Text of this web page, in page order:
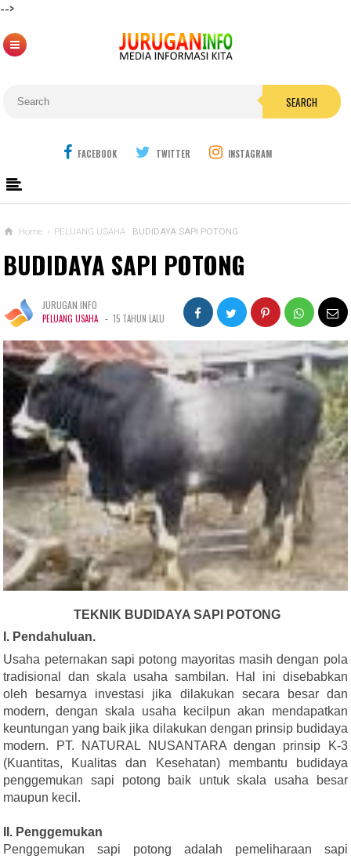
-->
SEARCH
FACEBOOK TWITTER INSTAGRAM
Home › PELUANG USAHA BUDIDAYA SAPI POTONG
BUDIDAYA SAPI POTONG
JURUGAN INFO
PELUANG USAHA - 15 TAHUN LALU
TEKNIK BUDIDAYA SAPI POTONG
I. Pendahuluan.
Usaha peternakan sapi potong mayoritas masih dengan pola
tradisional dan skala usaha sambilan. Hal ini disebabkan
oleh besarnya investasi jika dilakukan secara besar dan
modern, dengan skala usaha kecilpun akan mendapatkan
keuntungan yang baik jika dilakukan dengan prinsip budidaya
modern. PT. NATURAL NUSANTARA dengan prinsip K-3
(Kuantitas, Kualitas dan Kesehatan) membantu budidaya
penggemukan sapi potong baik untuk skala usaha besar
maupun kecil.
II. Penggemukan
Penggemukan sapi potong adalah pemeliharaan sapi